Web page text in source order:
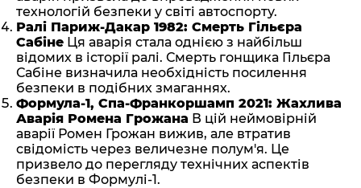
технологій безпеки у світі автоспорту.
Ралі Париж-Дакар 1982: Смерть Гільєра
Сабіне Ця аварія стала однією з найбільш
відомих в історії ралі. Смерть гонщика Гільєра
Сабіне визначила необхідність посилення
безпеки в подібних змаганнях.
Формула-1, Спа-Франкоршамп 2021: Жахлива
Аварія Ромена Грожана В цій неймовірній
аварії Ромен Грожан вижив, але втратив
свідомість через величезне полум'я. Це
призвело до перегляду технічних аспектів
безпеки в Формулі-1.